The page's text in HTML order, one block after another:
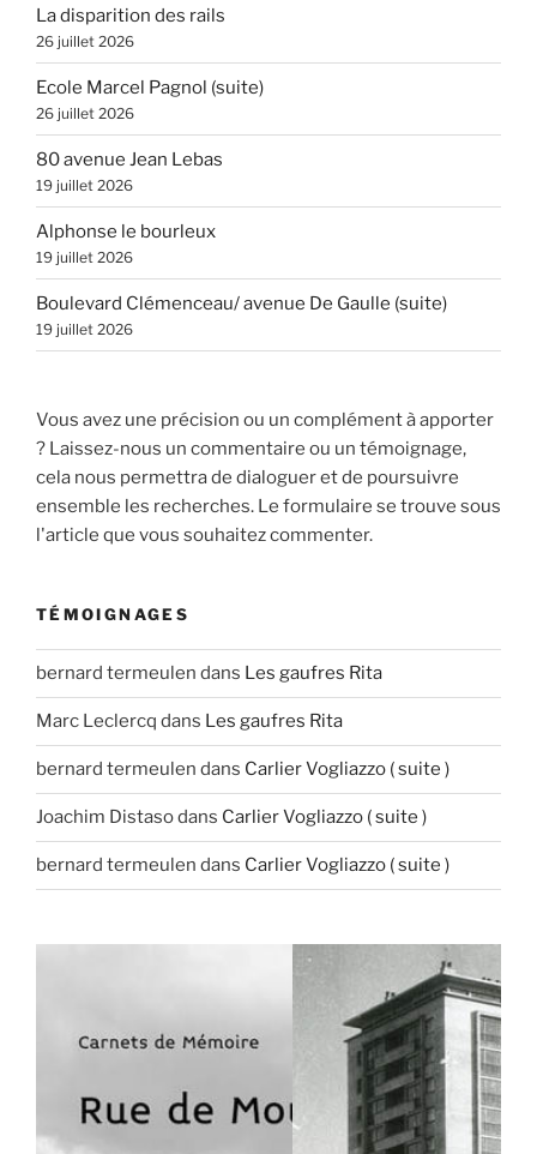
La disparition des rails
26 juillet 2026
Ecole Marcel Pagnol (suite)
26 juillet 2026
80 avenue Jean Lebas
19 juillet 2026
Alphonse le bourleux
19 juillet 2026
Boulevard Clémenceau/ avenue De Gaulle (suite)
19 juillet 2026
Vous avez une précision ou un complément à apporter
? Laissez-nous un commentaire ou un témoignage,
cela nous permettra de dialoguer et de poursuivre
ensemble les recherches. Le formulaire se trouve sous
l'article que vous souhaitez commenter.
TÉMOIGNAGES
bernard termeulen dans Les gaufres Rita
Marc Leclercq dans Les gaufres Rita
bernard termeulen dans Carlier Vogliazzo ( suite )
Joachim Distasodans Carlier Vogliazzo ( suite )
bernard termeulen dans Carlier Vogliazzo ( suite )